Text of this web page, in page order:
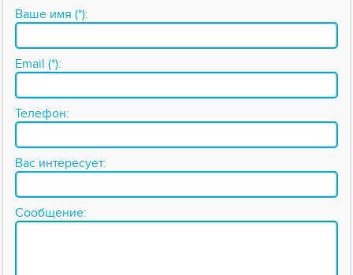
Ваше имя (*):
Email (*):
Телефон:
Вас интересует:
Сообщение: